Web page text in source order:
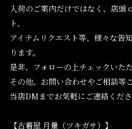
入荷のご案内だけではなく、店頭
ト、
アイテムリクエスト等、様々な告
ります。
是非、フォローの上チェックいた
その他、お問い合わせやご相談等
当店DMまでお気軽にご連絡くだ
【古着屋 月暈（ツキガサ）】